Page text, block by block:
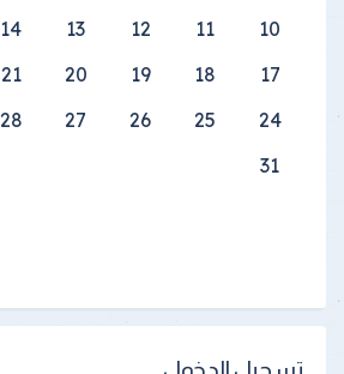
10
11
12
13
14
17
18
19
20
21
24
25
26
27
28
31